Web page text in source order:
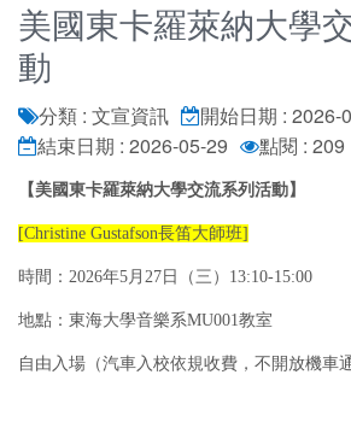
美國東卡羅萊納大學
動
分類 : 文宣資訊
開始日期 : 2026-
結束日期 : 2026-05-29
點閱 : 209
【美國東卡羅萊納大學交流系列活動】
[Christine Gustafson長笛大師班]
時間：2026年5月27日（三）13:10-15:00
地點：東海大學音樂系MU001教室
自由入場（汽車入校依規收費，不開放機車